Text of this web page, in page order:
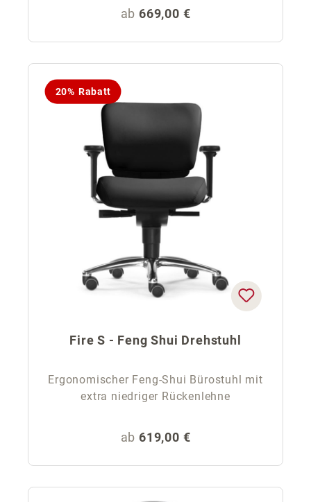
Regulärer Preis:
ab 669,00 €
20% Rabatt
Fire S - Feng Shui Drehstuhl
Ergonomischer Feng-Shui Bürostuhl mit
extra niedriger Rückenlehne
Regulärer Preis:
ab 619,00 €